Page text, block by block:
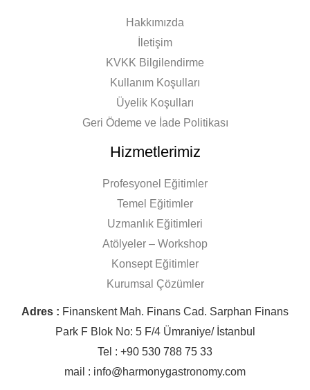
Hakkımızda
İletişim
KVKK Bilgilendirme
Kullanım Koşulları
Üyelik Koşulları
Geri Ödeme ve İade Politikası
Hizmetlerimiz
Profesyonel Eğitimler
Temel Eğitimler
Uzmanlık Eğitimleri
Atölyeler – Workshop
Konsept Eğitimler
Kurumsal Çözümler
Adres : Finanskent Mah. Finans Cad. Sarphan Finans
Park F Blok No: 5 F/4 Ümraniye/ İstanbul
Tel : +90 530 788 75 33
mail : info@harmonygastronomy.com